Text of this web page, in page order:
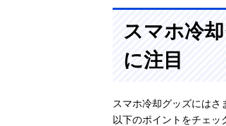
スマホ冷
に注目
スマホ冷却グッズにはさ
以下のポイントをチェッ